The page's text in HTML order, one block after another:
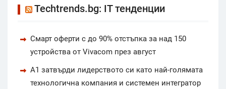
Techtrends.bg: IT тенденции
Смарт оферти с до 90% отстъпка за над 150
устройства от Vivacom през август
А1 затвърди лидерството си като най-голямата
технологична компания и системен интегратор